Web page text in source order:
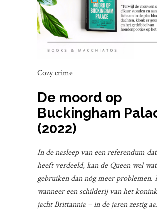
Cozy crime
De moord op
Buckingham
(2022)
In de nasleep van een referendum
heeft verdeeld, kan de Queen wel
gebruiken dan nóg meer problemen.
wanneer een schilderij van het
jacht Brittannia – in de jaren zestig